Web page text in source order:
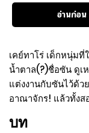
อ่านก่อน
เคย์ทาโร่ เด็กหนุ่ม
น้ำตาล(?)ชื่อซัน ดูเ
แต่งงานกับซันไว้ด้ว
อาณาจักร! แล้วทั้งส
บท